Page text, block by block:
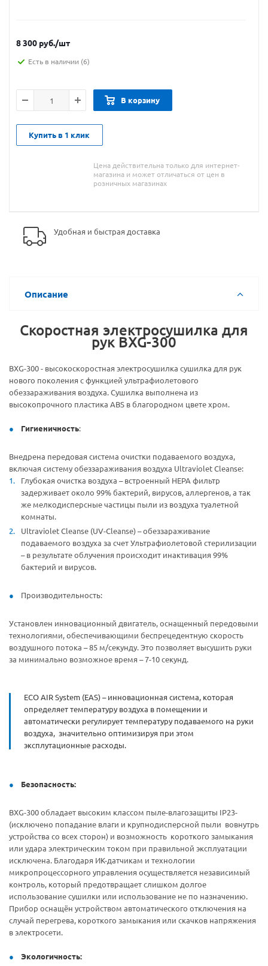
8 300 руб./шт
Есть в наличии (6)
В корзину
Купить в 1 клик
Цена действительна только для интернет-
магазина и может отличаться от цен в
розничных магазинах
Удобная и быстрая доставка
Описание
Скоростная электросушилка для
рук BXG-300
BXG-300 - высокоскоростная электросушилка сушилка для рук
нового поколения с функцией ультрафиолетового
обеззараживания воздуха. Сушилка выполнена из
высокопрочного пластика ABS в благородном цвете хром.
Гигиеничность:
Внедрена передовая система очистки подаваемого воздуха,
включая систему обеззараживания воздуха Ultraviolet Cleanse:
Глубокая очистка воздуха – встроенный НЕРА фильтр
задерживает около 99% бактерий, вирусов, аллергенов, а так
же мелкодисперсные частицы пыли из воздуха туалетной
комнаты.
Ultraviolet Cleanse (UV-Cleanse) – обеззараживание
подаваемого воздуха за счет Ультрафиолетовой стерилизации
– в результате облучения происходит инактивация 99%
бактерий и вирусов.
Производительность:
Установлен инновационный двигатель, оснащенный передовыми
технологиями, обеспечивающими беспрецедентную скорость
воздушного потока – 85 м/секунду. Это позволяет высушить руки
за минимально возможное время – 7-10 секунд.
ECO AIR System (EAS) – инновационная система, которая
определяет температуру воздуха в помещении и
автоматически регулирует температуру подаваемого на руки
воздуха, значительно оптимизируя при этом
эксплутационные расходы.
Безопасность:
BXG-300 обладает высоким классом пыле-влагозащиты IP23-
(исключено попадание влаги и крупнодисперсной пыли вовнутрь
устройства со всех сторон) и возможность короткого замыкания
или удара электрическим током при правильной эксплуатации
исключена. Благодаря ИК-датчикам и технологии
микропроцессорного управления осуществляется независимый
контроль, который предотвращает слишком долгое
использование сушилки или использование не по назначению.
Прибор оснащён устройством автоматического отключения на
случай перегрева, короткого замыкания или скачков напряжения
в электросети.
Экологичность: